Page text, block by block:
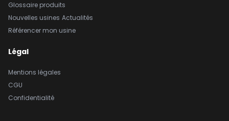
Glossaire produits
Nouvelles usines Actualités
Référencer mon usine
Légal
Mentions légales
CGU
Confidentialité